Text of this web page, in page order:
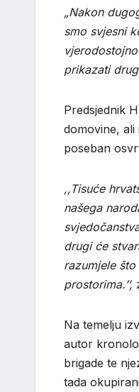
„Nakon
smo svjesni
prikazati
Predsjednik
domovine,
poseban
,,Tisuće
našega
drugi će
razumjele
prostorima.’’,
Na temelju
autor
brigade te
tada